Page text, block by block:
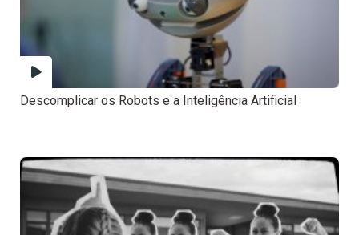
Descomplicar os Robots e a Inteligência Artificial